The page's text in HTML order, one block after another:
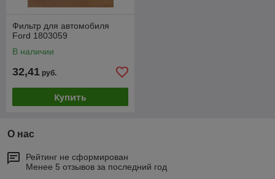
Фильтр для автомобиля
Ford 1803059
В наличии
32,41 руб.
Купить
О нас
Рейтинг не сформирован
Менее 5 отзывов за последний год